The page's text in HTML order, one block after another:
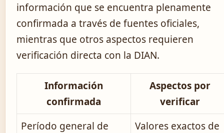
información que se encuentra plenamente
confirmada a través de fuentes oficiales,
mientras que otros aspectos requieren
verificación directa con la DIAN.
Información
confirmada
Aspectos por
verificar
Período general de
Valores exactos de